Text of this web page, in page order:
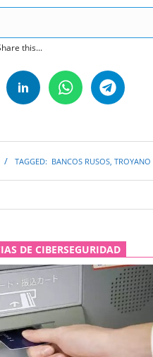
this...
TAGGED: BANCOS RUSOS
DE CIBERSEGURIDAD